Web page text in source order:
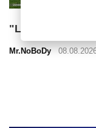
"Liverpul"
Mr.NoBoDy